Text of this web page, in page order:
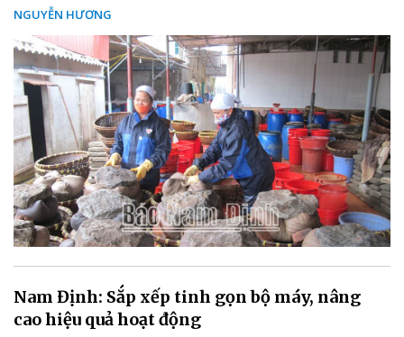
NGUYỄN HƯƠNG
Nam Định: Sắp xếp tinh gọn bộ máy, nâng
cao hiệu quả hoạt động